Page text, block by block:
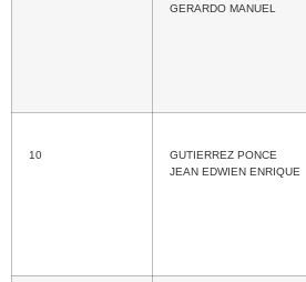
GERARDO MANUEL
10
GUTIERREZ PONCE
JEAN EDWIEN ENRIQUE